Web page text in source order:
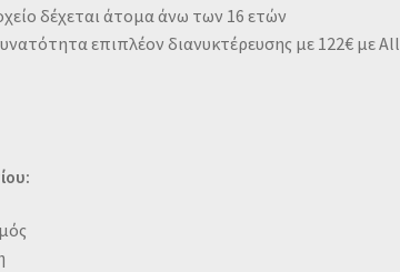
δέχεται άτομα άνω των 16 ετών
επιπλέον διανυκτέρευσης με 122€ με All